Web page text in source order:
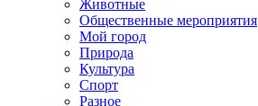
Животные
Общественные мероприятия
Мой город
Природа
Культура
Спорт
Разное